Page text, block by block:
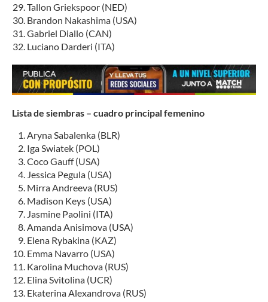
Tallon Griekspoor (NED)
Brandon Nakashima (USA)
Gabriel Diallo (CAN)
Luciano Darderi (ITA)
Lista de siembras – cuadro principal femenino
Aryna Sabalenka (BLR)
Iga Swiatek (POL)
Coco Gauff (USA)
Jessica Pegula (USA)
Mirra Andreeva (RUS)
Madison Keys (USA)
Jasmine Paolini (ITA)
Amanda Anisimova (USA)
Elena Rybakina (KAZ)
Emma Navarro (USA)
Karolina Muchova (RUS)
Elina Svitolina (UCR)
Ekaterina Alexandrova (RUS)